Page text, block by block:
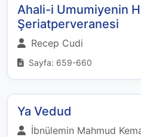
Ahali-i Umumiyenin
Şeriatperveranesi
Recep Cudi
Sayfa: 659-660
Ya Vedud
İbnülemin Mahmud